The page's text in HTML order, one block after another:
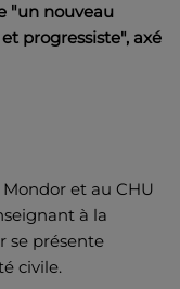
"un nouveau
progressiste", axé
et au CHU
à la
se présente
civile.